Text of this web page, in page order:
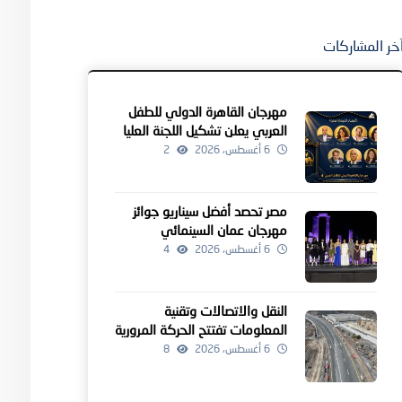
المشاركات
مهرجان القاهرة الدولي للطفل
العربي يعلن تشكيل اللجنة العليا
للدورة الرابعة
6 أغسطس، 2026 2
مصر تحصد أفضل سيناريو جوائز
مهرجان عمان السينمائي
6 أغسطس، 2026 4
النقل والاتصالات وتقنية
المعلومات تفتتح الحركة المرورية
لمشروعين للطرق بالداخلية
6 أغسطس، 2026 8